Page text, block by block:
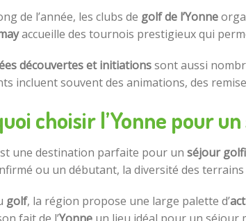
de l’année, les clubs de golf de l’Yonne
accueille des tournois prestigieux qui
découvertes et initiationssont aussi
incluent souvent des animations, des
choisir l’Yonne pour
une destination parfaite pour un séjour
ou un débutant, la diversité des
golf, la région propose une large palette d’